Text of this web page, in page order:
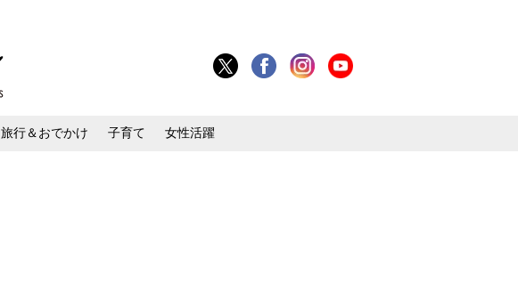
旅行＆おでかけ 子育て 女性活躍